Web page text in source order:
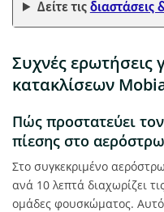
Δείτε τις διαστάσεις
Συχνές ερωτήσεις
κατακλίσεων
Πώς προστατεύει
πίεσης στο
Στο συγκεκριμένο
ανά 10 λεπτά διαχωρίζει
ομάδες φουσκώματος.